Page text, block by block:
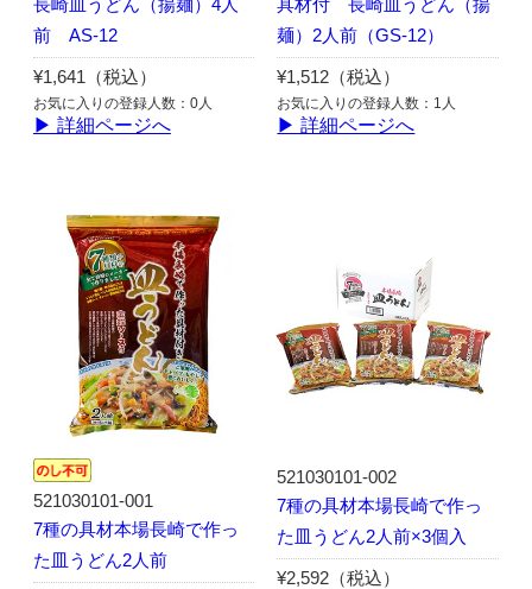
長崎皿うどん（揚麺）4人
前 AS-12
¥1,641（税込）
お気に入りの登録人数：0人
▶ 詳細ページへ
具材付 長崎皿うどん（揚
麺）2人前（GS-12）
¥1,512（税込）
お気に入りの登録人数：1人
▶ 詳細ページへ
521030101-001
7種の具材本場長崎で作っ
た皿うどん2人前
521030101-002
7種の具材本場長崎で作っ
た皿うどん2人前×3個入
¥2,592（税込）